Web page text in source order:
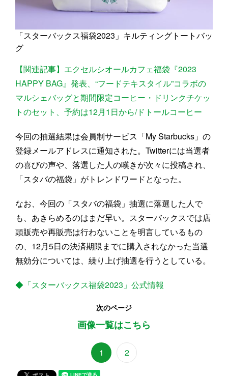
「スターバックス福袋2023」キルティングトートバッ
グ
【関連記事】エクセルシオールカフェ福袋『2023
HAPPY BAG』発表、“フードテキスタイル”コラボの
マルシェバッグと期間限定コーヒー・ドリンクチケッ
トのセット、予約は12月1日から/ドトールコーヒー
今回の抽選結果は会員制サービス「My Starbucks」の
登録メールアドレスに通知された。Twitterには当選者
の喜びの声や、落選した人の嘆きが次々に投稿され、
「スタバの福袋」がトレンドワードとなった。
なお、今回の「スタバの福袋」抽選に落選した人で
も、あきらめるのはまだ早い。スターバックスでは店
頭販売や再販売は行わないことを明言しているもの
の、12月5日の決済期限までに購入されなかった当選
無効分については、繰り上げ抽選を行うとしている。
◆「スターバックス福袋2023」公式情報
次のページ
画像一覧はこちら
1 2